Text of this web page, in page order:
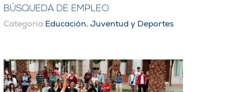
BÚSQUEDA DE EMPLEO
Categoria:Educación, Juventud y Deportes